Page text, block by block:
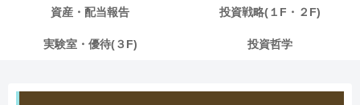
資産・配当報告 投資戦略(１F・２F)
実験室・優待(３F) 投資哲学